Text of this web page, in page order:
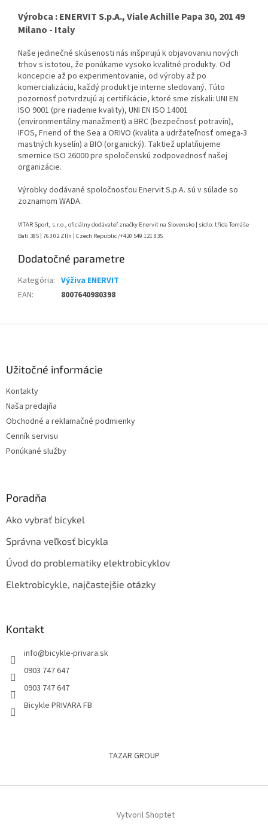
Výrobca : ENERVIT S.p.A., Viale Achille Papa 30, 201 49
Milano - Italy
Naše jedinečné skúsenosti nás inšpirujú k objavovaniu nových
trhov s istotou, že ponúkame vysoko kvalitné produkty. Od
koncepcie až po experimentovanie, od výroby až po
komercializáciu, každý produkt je interne sledovaný. Túto
pozornosť potvrdzujú aj certifikácie, ktoré sme získali: UNI EN
ISO 9001 (pre riadenie kvality), UNI EN ISO 14001
(environmentálny manažment) a BRC (bezpečnosť potravín),
IFOS, Friend of the Sea a ORIVO (kvalita a udržateľnosť omega-3
mastných kyselín) a BIO (organický). Taktiež uplatňujeme
smernice ISO 26000 pre spoločenskú zodpovednosť našej
organizácie.
Výrobky dodávané spoločnosťou Enervit S.p.A. sú v súlade so
zoznamom WADA.
VITAR Sport, s.r.o., oficiálny dodávateľ značky Enervit na Slovensko | sídlo: třída Tomáše
Bati 385 | 763 02 Zlín | Czech Republic /+420 549 121 835
Dodatočné parametre
Kategória: Výživa ENERVIT
EAN: 8007640980398
Užitočné informácie
Kontakty
Naša predajňa
Obchodné a reklamačné podmienky
Cenník servisu
Ponúkané služby
Poradňa
Ako vybrať bicykel
Správna veľkosť bicykla
Úvod do problematiky elektrobicyklov
Elektrobicykle, najčastejšie otázky
Kontakt
info@bicykle-privara.sk
0903 747 647
0903 747 647
Bicykle PRIVARA FB
TAZAR GROUP
Vytvoril Shoptet